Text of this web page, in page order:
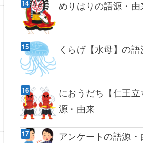
めりはりの語源・由
くらげ【水母】の
におうだち【仁王立
源・由来
アンケートの語源・